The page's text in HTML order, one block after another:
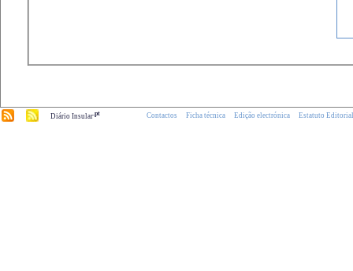
Diário Insular.pt Contactos Ficha técnica Edição electrónica Estatuto Editorial